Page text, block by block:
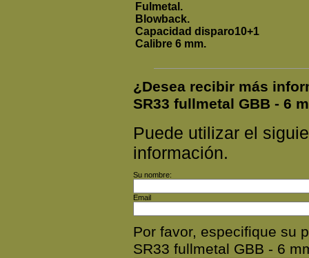
Fulmetal.
Blowback.
Capacidad disparo10+1
Calibre 6 mm.
¿Desea recibir más
SR33 fullmetal GBB - 6
Puede utilizar el
información.
Su nombre:
Email
Por favor, especifique su
SR33 fullmetal GBB - 6